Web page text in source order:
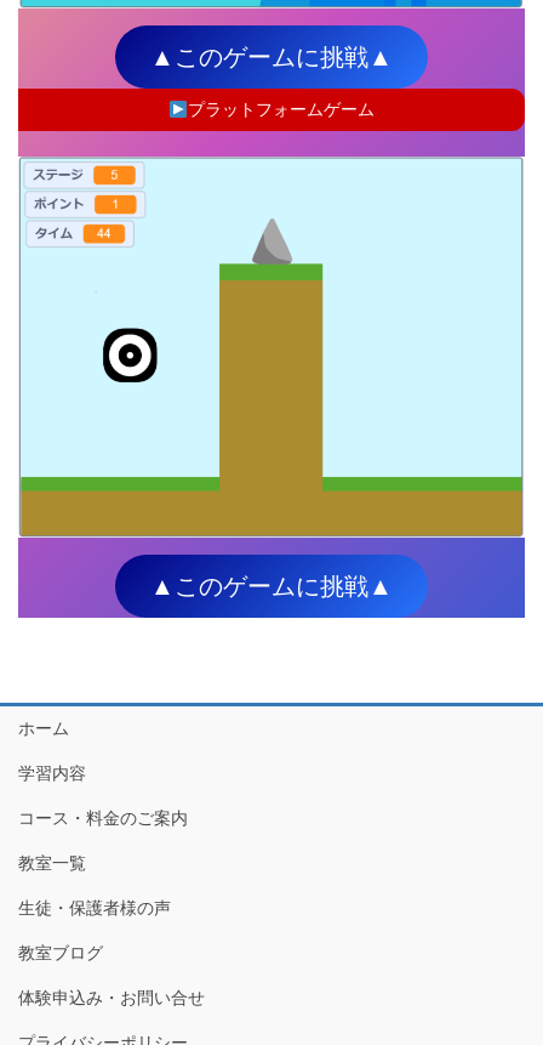
▲このゲームに挑戦▲
プラットフォームゲーム
▲このゲームに挑戦▲
ホーム
学習内容
コース・料金のご案内
教室一覧
生徒・保護者様の声
教室ブログ
体験申込み・お問い合せ